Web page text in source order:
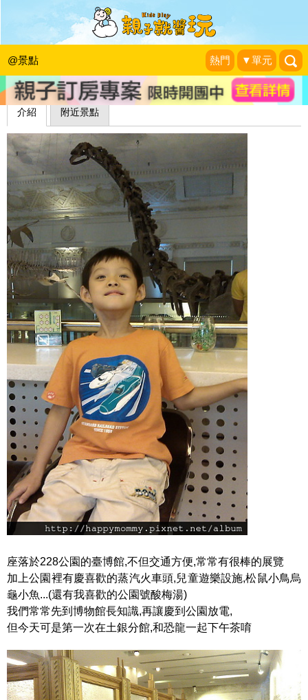
@景點 熱門 ▼單元
恐龍餐廳-臺博咖啡館
Wenwen小姐和寶貝們
介紹 附近景點
座落於228公園的臺博館,不但交通方便,常常有很棒的展覽
加上公園裡有慶喜歡的蒸汽火車頭,兒童遊樂設施,松鼠小鳥烏
龜小魚...(還有我喜歡的公園號酸梅湯)
我們常常先到博物館長知識,再讓慶到公園放電,
但今天可是第一次在土銀分館,和恐龍一起下午茶唷